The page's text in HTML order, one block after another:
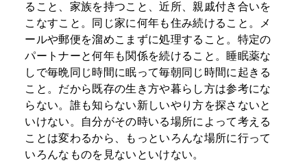
ること、家族を持つこと、近所、親戚付き合いを
こなすこと。同じ家に何年も住み続けること。メ
ールや郵便を溜めこまずに処理すること。特定の
パートナーと何年も関係を続けること。睡眠薬な
しで毎晩同じ時間に眠って毎朝同じ時間に起きる
こと。だから既存の生き方や暮らし方は参考にな
らない。誰も知らない新しいやり方を探さないと
いけない。自分がその時いる場所によって考える
ことは変わるから、もっといろんな場所に行って
いろんなものを見ないといけない。